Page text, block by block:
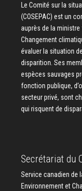
Le Comité sur la
(COSEPAC) est un
auprès de la ministre
Changement
évaluer la situation
disparition. Ses
espèces sauvages
fonction publique,
secteur privé, sont
qui risquent de
Secrétariat du
Service canadien de
Environnement et